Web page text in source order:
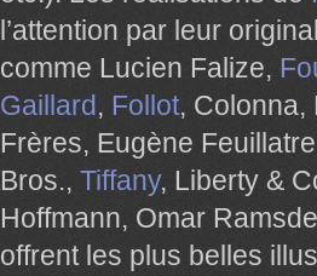
l’attention par leur
comme Lucien Falize,
Gaillard, Follot, Colonna,
Frères, Eugène
Bros., Tiffany, Liberty &
Hoffmann, Omar
offrent les plus belles